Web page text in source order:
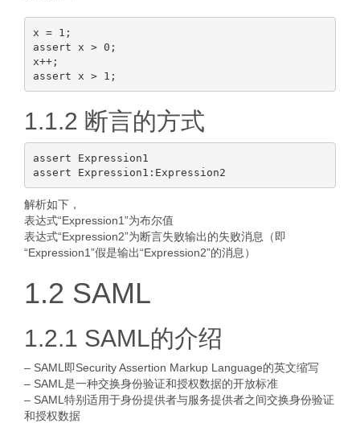
x = 1;
assert x > 0;
x++;
1.1.2 断言的方式
assert Expression1
解析如下，
表达式“Expression1”为布尔值
表达式“Expression2”为断言失败输出的失败消息（即
“Expression1”假是输出“Expression2”的消息）
1.2 SAML
1.2.1 SAML的介绍
– SAML即Security Assertion Markup Language的英文缩写
– SAML是一种交换身份验证和授权数据的开放标准
– SAML特别适用于身份提供者与服务提供者之间交换身份验证
和授权数据